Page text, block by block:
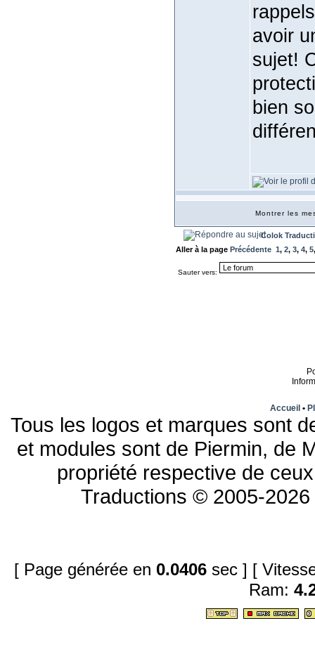
avoir
sujet!
bien
Montrer les
Colok
Aller à la page Précédente 1, 2, 3, 4, 5
Sauter vers:
Accueil •
Tous les logos et marques sont
et modules sont de Piermin, de
propriété respective de
Traductions © 2005-
[ Page générée en 0.0406 sec ] [
Ram: